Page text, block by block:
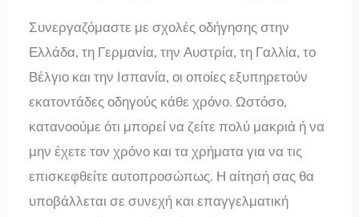
Συνεργαζόμαστε με σχολές οδήγησης στην
Ελλάδα, τη Γερμανία, την Αυστρία, τη Γαλλία, το
Βέλγιο και την Ισπανία, οι οποίες εξυπηρετούν
εκατοντάδες οδηγούς κάθε χρόνο. Ωστόσο,
κατανοούμε ότι μπορεί να ζείτε πολύ μακριά ή να
μην έχετε τον χρόνο και τα χρήματα για να τις
επισκεφθείτε αυτοπροσώπως. Η αίτησή σας θα
υποβάλλεται σε συνεχή και επαγγελματική